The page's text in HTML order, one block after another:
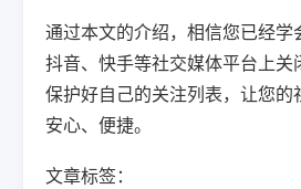
通过本文的介绍，相信您已经学
抖音、快手等社交媒体平台上关
保护好自己的关注列表，让您的
安心、便捷。
文章标签：